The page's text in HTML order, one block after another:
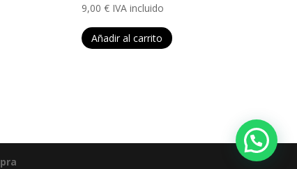
9,00€ IVA incluido
Añadir al carrito